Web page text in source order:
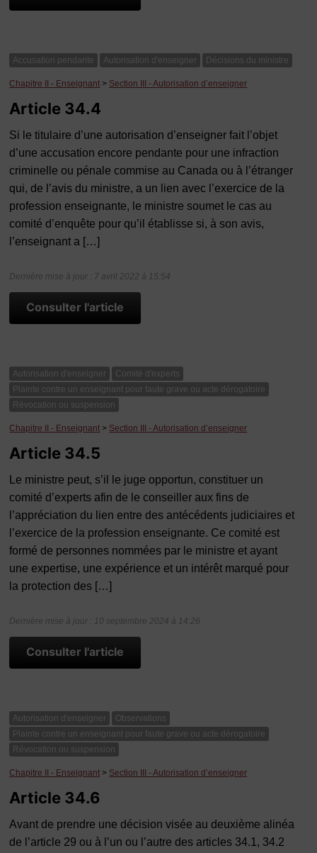
Accusation pendante Autorisation d'enseigner Décisions du ministre
Chapitre II - Enseignant > Section III - Autorisation d’enseigner
Article 34.4
Si le titulaire d’une autorisation d’enseigner fait l’objet
d’une accusation encore pendante pour une infraction
criminelle ou pénale commise au Canada ou à l’étranger
qui, de l’avis du ministre, a un lien avec l’exercice de la
profession enseignante, le ministre soumet le cas au
comité d’enquête pour qu’il établisse si, à son avis,
l’enseignant a […]
Dernière mise à jour : 7 avril 2022 à 15:54
Consulter l'article
Autorisation d'enseigner
Comité d'experts
Plainte contre un enseignant pour faute grave ou acte dérogatoire
Révocation ou suspension
Chapitre II - Enseignant > Section III - Autorisation d’enseigner
Article 34.5
Le ministre peut, s’il le juge opportun, constituer un
comité d’experts afin de le conseiller aux fins de
l’appréciation du lien entre des antécédents judiciaires et
l’exercice de la profession enseignante. Ce comité est
formé de personnes nommées par le ministre et ayant
une expertise, une expérience et un intérêt marqué pour
la protection des […]
Dernière mise à jour : 10 septembre 2024 à 14:26
Consulter l'article
Autorisation d'enseigner
Observations
Plainte contre un enseignant pour faute grave ou acte dérogatoire
Révocation ou suspension
Chapitre II - Enseignant > Section III - Autorisation d’enseigner
Article 34.6
Avant de prendre une décision visée au deuxième alinéa
de l’article 29 ou à l’un ou l’autre des articles 34.1, 34.2